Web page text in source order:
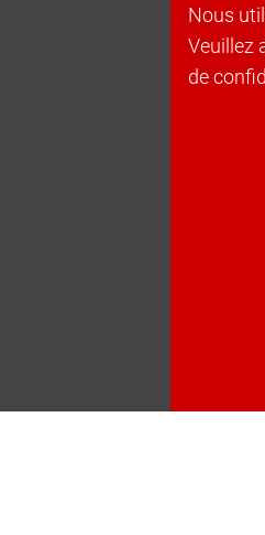
Nous
Veuillez
de